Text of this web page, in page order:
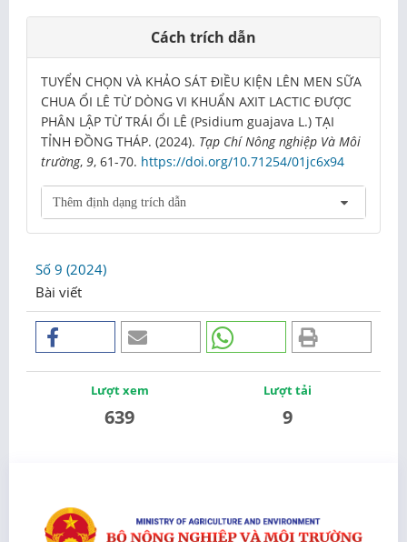
Cách trích dẫn
TUYỂN CHỌN VÀ KHẢO SÁT ĐIỀU KIỆN LÊN MEN SỮA
CHUA ỔI LÊ TỪ DÒNG VI KHUẨN AXIT LACTIC ĐƯỢC
PHÂN LẬP TỪ TRÁI ỔI LÊ (Psidium guajava L.) TẠI
TỈNH ĐỒNG THÁP. (2024). Tạp Chí Nông nghiệp Và Môi
trường,9, 61-70. https://doi.org/10.71254/01jc6x94
Thêm định dạng trích dẫn
Số 9 (2024)
Bài viết
Lượt xem
639
Lượt tải
9